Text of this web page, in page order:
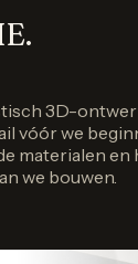
3D-
vóór we
materialen en
we bouwen.